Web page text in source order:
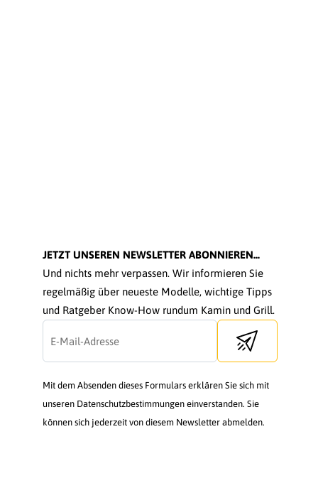
JETZT UNSEREN NEWSLETTER ABONNIEREN...
Und nichts mehr verpassen. Wir informieren Sie
regelmäßig über neueste Modelle, wichtige Tipps
und Ratgeber Know-How rundum Kamin und Grill.
Send newsletter
Mit dem Absenden dieses Formulars erklären Sie sich mit
unseren Datenschutzbestimmungen einverstanden. Sie
können sich jederzeit von diesem Newsletter abmelden.